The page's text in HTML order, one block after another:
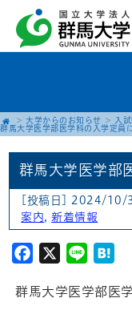
大学からのお知らせ 入
群馬大学医学部医学科の入学定員
群馬大学医学部
[投稿日] 2024/10/
案内 ,新着情報
Facebook
X Line
群馬大学医学部医